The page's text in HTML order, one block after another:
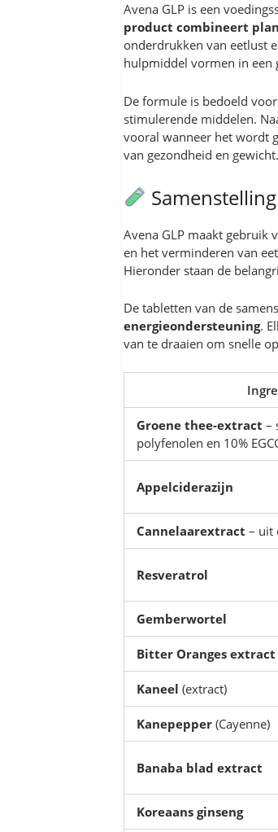
Avena GLP is een
product combineert
onderdrukken van eetlust
hulpmiddel vormen in een
De formule is bedoeld
stimulerende middelen.
vooral wanneer het wordt
van gezondheid en gewicht.
Avena GLP maakt gebruik
en het verminderen van
Hieronder staan de
De tabletten van de
energieondersteuning.
van te draaien om snelle
Groene thee-extract –
polyfenolen en 10%
Appelciderazijn
Cannelaarextract – uit
Resveratrol
Gemberwortel
Bitter Oranges extract
Kaneel (extract)
Kanepepper (Cayenne)
Banaba blad extract
Koreaans ginseng